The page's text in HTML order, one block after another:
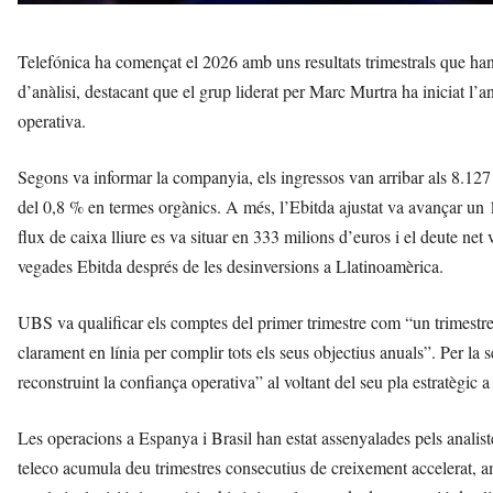
Telefónica ha començat el 2026 amb uns resultats trimestrals que
d’anàlisi, destacant que el grup liderat per Marc Murtra ha iniciat
operativa.
Segons va informar la companyia, els ingressos van arribar als
del 0,8 % en termes orgànics. A més, l’Ebitda ajustat va avançar
flux de caixa lliure es va situar en 333 milions d’euros i el deute
vegades Ebitda després de les desinversions a Llatinoamèrica.
UBS va qualificar els comptes del primer trimestre com “un
clarament en línia per complir tots els seus objectius anuals”. Per la
reconstruint la confiança operativa” al voltant del seu pla estratègic
Les operacions a Espanya i Brasil han estat assenyalades pels
teleco acumula deu trimestres consecutius de creixement accelerat,